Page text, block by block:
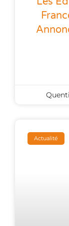
Actualité